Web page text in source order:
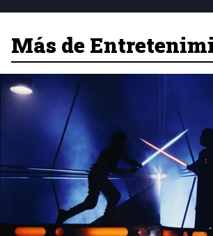
Más de